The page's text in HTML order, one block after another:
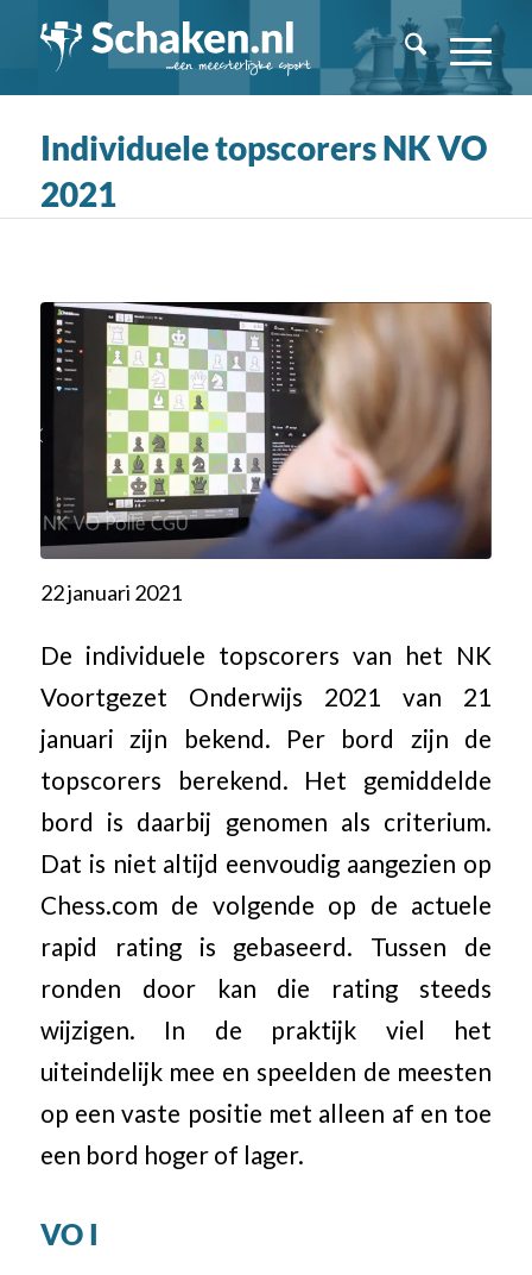
Individuele topscorers NK VO
2021
22 januari 2021
De individuele topscorers van het NK
Voortgezet Onderwijs 2021 van 21
januari zijn bekend. Per bord zijn de
topscorers berekend. Het gemiddelde
bord is daarbij genomen als criterium.
Dat is niet altijd eenvoudig aangezien op
Chess.com de volgende op de actuele
rapid rating is gebaseerd. Tussen de
ronden door kan die rating steeds
wijzigen. In de praktijk viel het
uiteindelijk mee en speelden de meesten
op een vaste positie met alleen af en toe
een bord hoger of lager.
VO I